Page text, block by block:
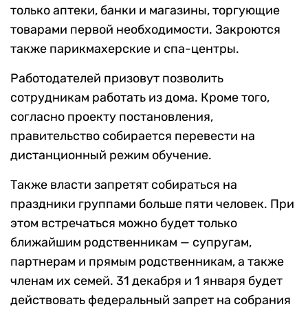
только аптеки, банки и магазины, торгующие
товарами первой необходимости. Закроются
также парикмахерские и спа-центры.
Работодателей призовут позволить
сотрудникам работать из дома. Кроме того,
согласно проекту постановления,
правительство собирается перевести на
дистанционный режим обучение.
Также власти запретят собираться на
праздники группами больше пяти человек. При
этом встречаться можно будет только
ближайшим родственникам — супругам,
партнерам и прямым родственникам, а также
членам их семей. 31 декабря и 1 января будет
действовать федеральный запрет на собрания